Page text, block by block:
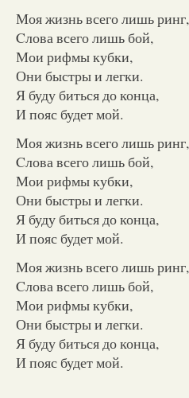
Моя жизнь всего лишь ринг,
Cлова всего лишь бой,
Мои рифмы кубки,
Они быстры и легки.
Я буду биться до конца,
И пояс будет мой.
Моя жизнь всего лишь ринг,
Cлова всего лишь бой,
Мои рифмы кубки,
Они быстры и легки.
Я буду биться до конца,
И пояс будет мой.
Моя жизнь всего лишь ринг,
Cлова всего лишь бой,
Мои рифмы кубки,
Они быстры и легки.
Я буду биться до конца,
И пояс будет мой.